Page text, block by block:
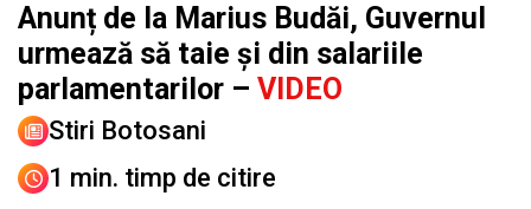
Anunț de la Marius Budăi, Guvernul
urmează să taie și din salariile
parlamentarilor – VIDEO
Stiri Botosani
1 min. timp de citire